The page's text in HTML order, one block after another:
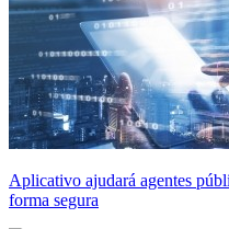
Aplicativo ajudará agentes
forma segura